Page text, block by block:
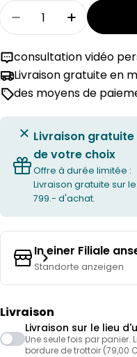
Quantité
Réduire la
consultation vidéo
Livraison gratuite en
des moyens de
Livraison
de votre choix
Offre à durée limitée :
Livraison gratuite sur
799.- d'achat.
In einer Filiale
Standorte anzeigen
Livraison
Livraison sur le lieu
Une seule fois par panier.
bordure de trottoir (79,00